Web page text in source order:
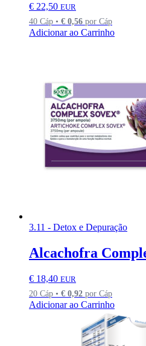
€ 22,50 EUR
40 Cáp • € 0,56 por Cáp
Adicionar ao Carrinho
3.11 - Detox e Depuração
Alcachofra
€ 18,40 EUR
20 Cáp • € 0,92 por Cáp
Adicionar ao Carrinho